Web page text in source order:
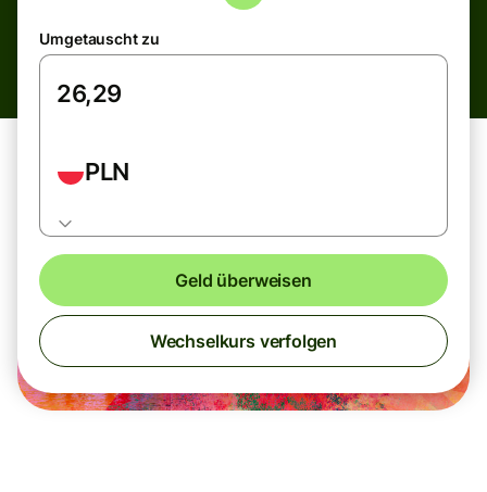
Umgetauscht zu
PLN
Geld überweisen
Wechselkurs verfolgen